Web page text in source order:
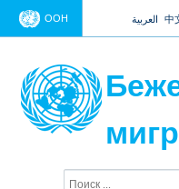
ООН العربية 中